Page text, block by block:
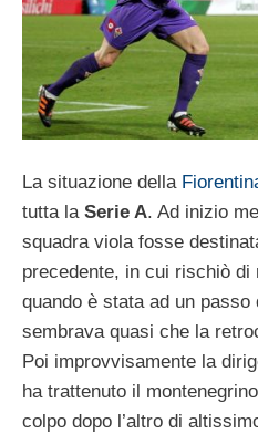
La situazione della
tutta la Serie A. Ad inizio
squadra viola fosse
precedente, in cui rischiò
quando è stata ad un passo
sembrava quasi che la
Poi improvvisamente la
ha trattenuto il
colpo dopo l’altro di